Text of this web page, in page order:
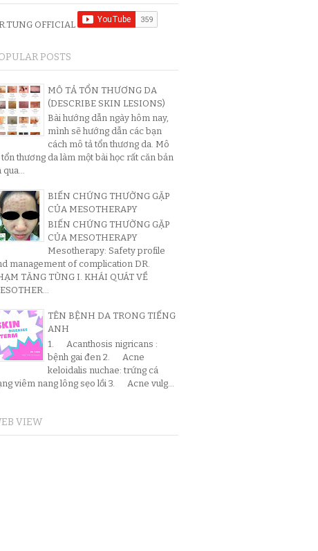
OFFICIAL
POSTS
MÔ TẢ TỔN THƯƠNG DA
(DESCRIBE SKIN LESIONS)
Bài hướng dẫn ngày hôm nay,
mình sẽ hướng dẫn các bạn
cách mô tả tổn thương da. Mô
tổn thương da làm một bài học rất căn bản
qua...
BIẾN CHỨNG THƯỜNG GẶP
CỦA MESOTHERAPY
BIẾN CHỨNG THƯỜNG GẶP
CỦA MESOTHERAPY
Mesotherapy: Safety profile
management of complication DR.
TĂNG TÙNG I. KHÁI QUÁT VỀ
TÊN BỆNH DA TRONG TIẾNG
ANH
1. Acanthosis nigricans :
bệnh gai đen 2. Acne
keloidalis nuchae: trứng cá
viêm nang lông sẹo lồi 3. Acne vulg...
VIEW